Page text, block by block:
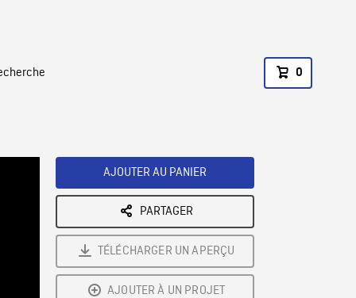
0
AJOUTER AU PANIER
PARTAGER
TÉLÉCHARGER UN APERÇU
AJOUTER À UN PROJET